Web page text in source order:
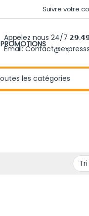
Suivre votre
PROMOTIONS
Appelez nous 24/7
Email: